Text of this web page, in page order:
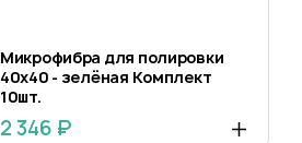
Микрофибра для полировки
40х40 - зелёная Комплект
10шт.
2 346 ₽